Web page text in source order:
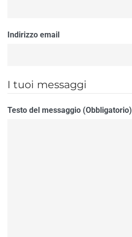
Indirizzo email
I tuoi messaggi
Testo del messaggio (Obbligatorio)